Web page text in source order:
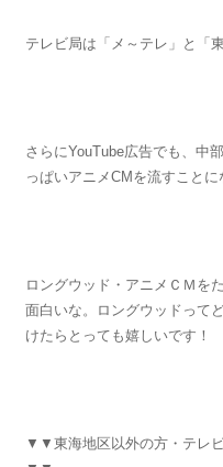
テレビ局は「メ～テレ」と「
さらにYouTube広告でも、中
っぱいアニメCMを流すことに
ロングウッド・アニメＣＭを
面白いな。ロングウッドって
けたらとっても嬉しいです！
▼▼東海地区以外の方・テレ